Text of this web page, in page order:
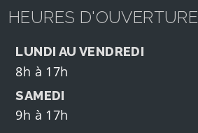
HEURES D'OUVERTURE
LUNDI AU VENDREDI
8h à 17h
SAMEDI
9h à 17h